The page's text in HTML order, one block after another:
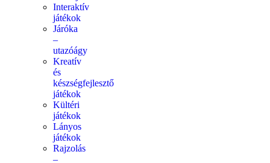
Interaktív
játékok
Járóka
–
utazóágy
Kreatív
és
készségfejlesztő
játékok
Kültéri
játékok
Lányos
játékok
Rajzolás
–